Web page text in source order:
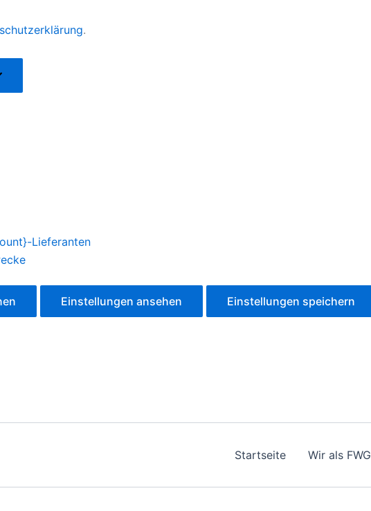
.
Lieferanten
Einstellungen ansehen Einstellungen speichern
Startseite Wir als FWG